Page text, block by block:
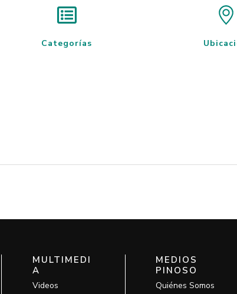
Categorías
MULTIMEDI
A
Videos
MEDIOS
PINOSO
Quiénes Somos